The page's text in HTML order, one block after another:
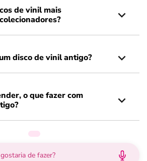
de vinil mais
disco de vinil antigo?
o que fazer com